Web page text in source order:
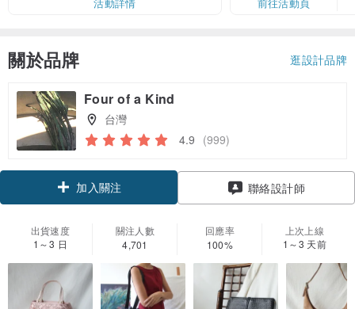
活動詳情
前往活動頁
關於品牌 逛設計品牌
Four of a Kind
台灣
4.9 (999)
加入關注 聯絡設計師
出貨速度
1～3 日
關注人數
4,701
回應率
100%
上次上線
1～3 天前